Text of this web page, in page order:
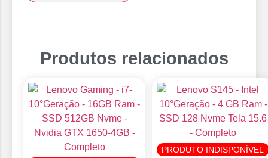
Produtos relacionados
PRODUTO INDISPONÍVEL